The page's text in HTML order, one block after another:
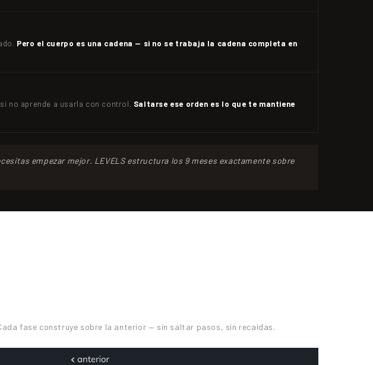
Pero el cuerpo es una cadena — si no se trabaja la cadena completa en
no aprende a usarla con control. Saltarse ese orden es lo que te mantiene
empezar mejor. LEVELS estructura los 9 meses exactamente sobre
fase construye sobre la anterior — sin saltar pasos, sin recaídas.